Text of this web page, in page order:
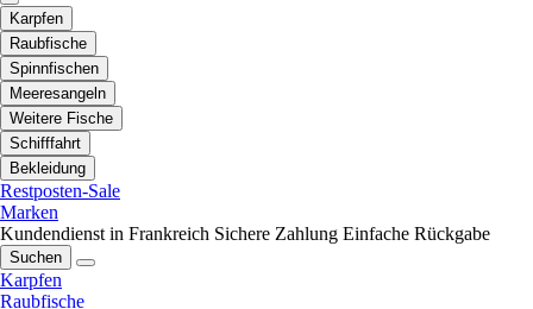
Karpfen
Raubfische
Spinnfischen
Meeresangeln
Weitere Fische
Schifffahrt
Bekleidung
Restposten-Sale
Marken
Kundendienst in Frankreich Sichere Zahlung Einfache Rückgabe
Suchen
Karpfen
Raubfische